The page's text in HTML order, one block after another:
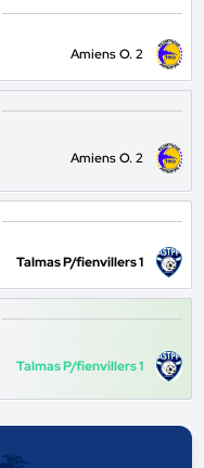
Amiens O. 2
Amiens O. 2
Talmas P/fienvillers 1
Talmas P/fienvillers 1